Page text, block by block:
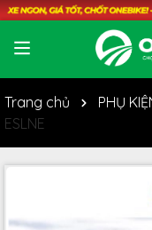
Trang chủ PHỤ
ESLNE